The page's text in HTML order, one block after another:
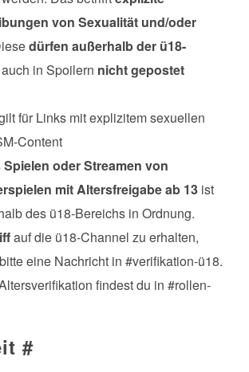
von Sexualität und/oder
dürfen außerhalb der ü18-
auch in Spoilern nicht gepostet
für Links mit explizitem sexuellen
Content
Spielen oder Streamen von
mit Altersfreigabe ab 13 ist
des ü18-Bereichs in Ordnung.
auf die ü18-Channel zu erhalten,
eine Nachricht in #verifikation-ü18.
findest du in #rollen-
#